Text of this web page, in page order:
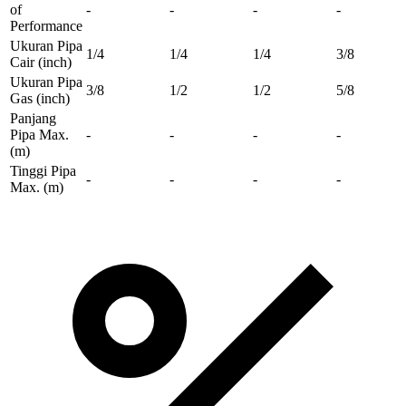
of
Performance
- - - -
Ukuran Pipa
Cair(inch)
1/4 1/4 1/4
3/8
Ukuran Pipa
Gas (inch)
3/8 1/2 1/2
5/8
Panjang
Pipa Max.
(m)
- - - -
Tinggi Pipa
Max. (m)
- - - -